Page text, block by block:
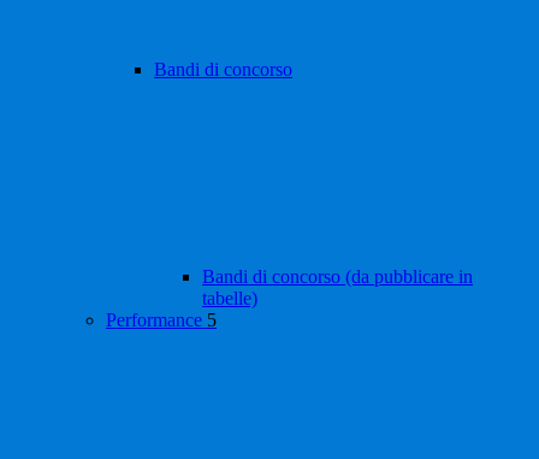
Bandi di concorso
Bandi di concorso (da pubblicare in
tabelle)
Performance 5